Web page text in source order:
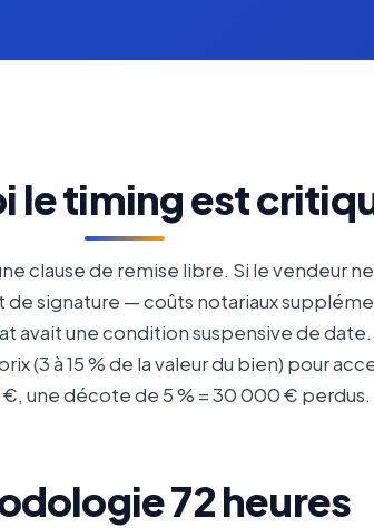
le timing est
clause de remise libre. Si le vendeur
de signature — coûts notariaux
avait une condition suspensive de
(3 à 15 % de la valeur du bien) pour
une décote de 5 % = 30 000 €
72 heures